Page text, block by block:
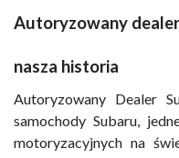
Autoryzowany
nasza historia
Autoryzowany Dealer
samochody Subaru,
motoryzacyjnych na